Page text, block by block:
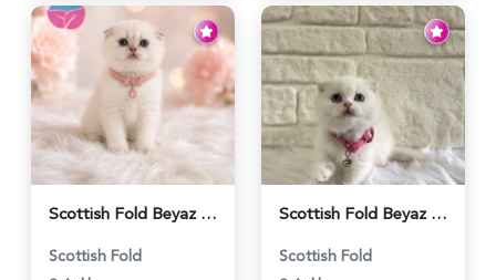
Scottish Fold Beyaz Güzellik 2 Aylık - 4690
Scottish Fold
Scottish Fold Beyaz Dişi Baby Face 2 Aylık - 3704
Scottish Fold